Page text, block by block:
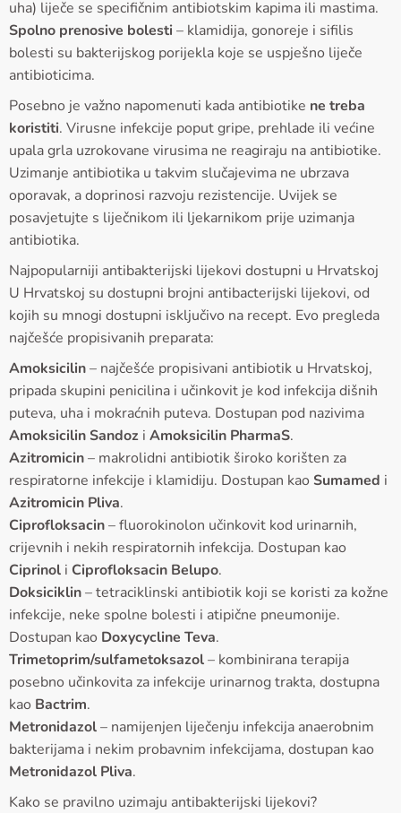
uha) liječe se specifičnim antibiotskim kapima ili mastima.
Spolno prenosive bolesti– klamidija, gonoreje i sifilis
bolesti su bakterijskog porijekla koje se uspješno liječe
antibioticima.
Posebno je važno napomenuti kada antibiotike ne treba
koristiti. Virusne infekcije poput gripe, prehlade ili većine
upala grla uzrokovane virusima ne reagiraju na antibiotike.
Uzimanje antibiotika u takvim slučajevima ne ubrzava
oporavak, a doprinosi razvoju rezistencije. Uvijek se
posavjetujte s liječnikom ili ljekarnikom prije uzimanja
antibiotika.
Najpopularniji antibakterijski lijekovi dostupni u Hrvatskoj
U Hrvatskoj su dostupni brojni antibacterijski lijekovi, od
kojih su mnogi dostupni isključivo na recept. Evo pregleda
najčešće propisivanih preparata:
Amoksicilin– najčešće propisivani antibiotik u Hrvatskoj,
pripada skupini penicilina i učinkovit je kod infekcija dišnih
puteva, uha i mokraćnih puteva. Dostupan pod nazivima
Amoksicilin Sandoz i Amoksicilin PharmaS.
Azitromicin– makrolidni antibiotik široko korišten za
respiratorne infekcije i klamidiju. Dostupan kao Sumamed i
Azitromicin Pliva.
Ciprofloksacin– fluorokinolon učinkovit kod urinarnih,
crijevnih i nekih respiratornih infekcija. Dostupan kao
Ciprinol i Ciprofloksacin Belupo.
Doksiciklin– tetraciklinski antibiotik koji se koristi za kožne
infekcije, neke spolne bolesti i atipične pneumonije.
Dostupan kao Doxycycline Teva.
Trimetoprim/sulfametoksazol– kombinirana terapija
posebno učinkovita za infekcije urinarnog trakta, dostupna
kao Bactrim.
Metronidazol– namijenjen liječenju infekcija anaerobnim
bakterijama i nekim probavnim infekcijama, dostupan kao
Metronidazol Pliva.
Kako se pravilno uzimaju antibakterijski lijekovi?